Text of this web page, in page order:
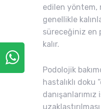
edilen yöntem,
genellikle
süreceğiniz en
kalır.
Podolojik
hastalıklı doku